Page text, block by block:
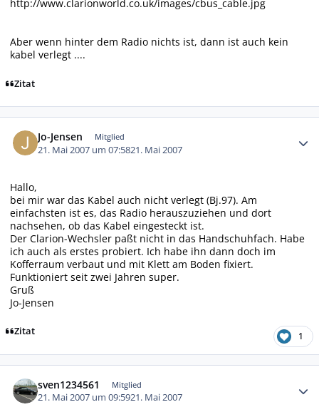
http://www.clarionworld.co.uk/images/cbus_cable.jpg
Aber wenn hinter dem Radio nichts ist, dann ist auch kein
kabel verlegt ....
Zitat
Jo-Jensen Mitglied
21. Mai 2007 um 07:5821. Mai 2007
Hallo,
bei mir war das Kabel auch nicht verlegt (Bj.97). Am
einfachsten ist es, das Radio herauszuziehen und dort
nachsehen, ob das Kabel eingesteckt ist.
Der Clarion-Wechsler paßt nicht in das Handschuhfach. Habe
ich auch als erstes probiert. Ich habe ihn dann doch im
Kofferraum verbaut und mit Klett am Boden fixiert.
Funktioniert seit zwei Jahren super.
Gruß
Jo-Jensen
Zitat 1
sven1234561 Mitglied
21. Mai 2007 um 09:5921. Mai 2007